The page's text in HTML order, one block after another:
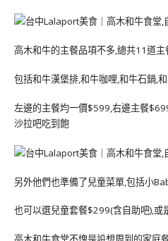
高木和牛的主餐品項不多,總共11道
包括和牛漢堡排,和牛咖哩,和牛石鍋,
左邊的主餐均一價$599,右邊主餐
沙拉吧吃到飽
另外他們也準備了兒童菜單,包括小
也可以選兒童套餐$299(含自助吧),或